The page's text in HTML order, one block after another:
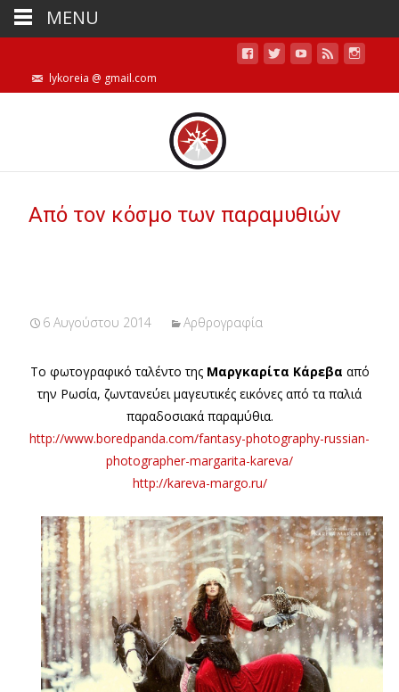
lykoreia @ gmail.com
Από τον κόσμο των παραμυθιών
6 Αυγούστου 2014 Αρθρογραφία
Το φωτογραφικό ταλέντο της Μαργκαρίτα Κάρεβα από
την Ρωσία, ζωντανεύει μαγευτικές εικόνες από τα παλιά
παραδοσιακά παραμύθια.
http://www.boredpanda.com/fantasy-photography-russian-
photographer-margarita-kareva/
http://kareva-margo.ru/
MENU